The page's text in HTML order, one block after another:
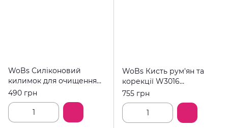
WoBs Силіконовий
килимок для очищення
кісточок
490 грн
WoBs Кисть рум'ян та
корекції W3016
синтетика
755 грн